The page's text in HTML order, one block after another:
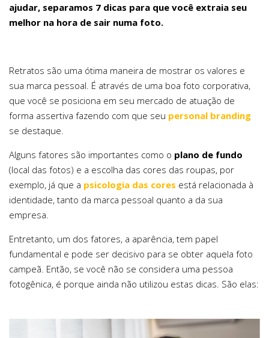
ajudar, separamos 7 dicas para que você extraia seu
melhor na hora de sair numa foto.
Retratos são uma ótima maneira de mostrar os valores e
sua marca pessoal. É através de uma boa foto corporativa,
que você se posiciona em seu mercado de atuação de
forma assertiva fazendo com que seu personal branding
se destaque.
Alguns fatores são importantes como o plano de fundo
(local das fotos) e a escolha das cores das roupas, por
exemplo, já que a psicologia das cores está relacionada à
identidade, tanto da marca pessoal quanto a da sua
empresa.
Entretanto, um dos fatores, a aparência, tem papel
fundamental e pode ser decisivo para se obter aquela foto
campeã. Então, se você não se considera uma pessoa
fotogênica, é porque ainda não utilizou estas dicas. São elas: